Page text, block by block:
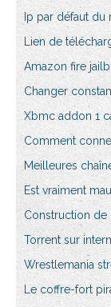
Ip par défaut du
Lien de
Amazon fire
Changer
Xbmc addon 1
Comment
Meilleures
Est vraiment
Construction
Torrent sur
Wrestlemania
Le coffre-fort